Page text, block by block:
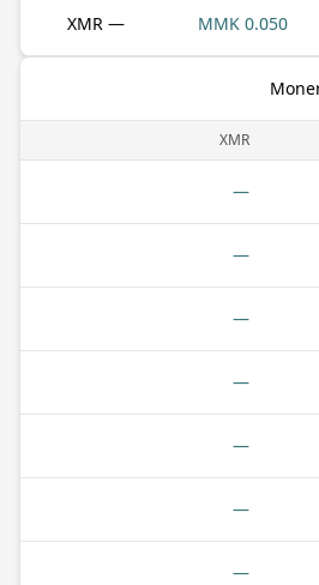
0.050 MMK
— XMR
XMR
—
—
—
—
—
—
—